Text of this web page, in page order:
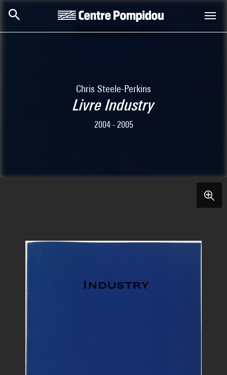
Chris Steele-Perkins
Livre Industry
2004 - 2005